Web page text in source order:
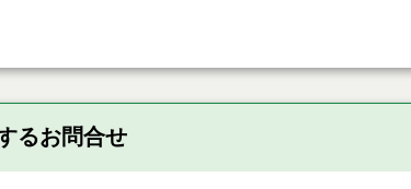
るお問合せ